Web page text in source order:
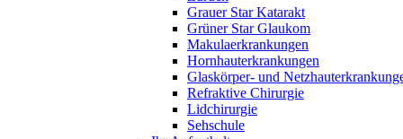
Grauer Star Katarakt
Grüner Star Glaukom
Makulaerkrankungen
Hornhauterkrankungen
Glaskörper- und
Refraktive Chirurgie
Lidchirurgie
Sehschule